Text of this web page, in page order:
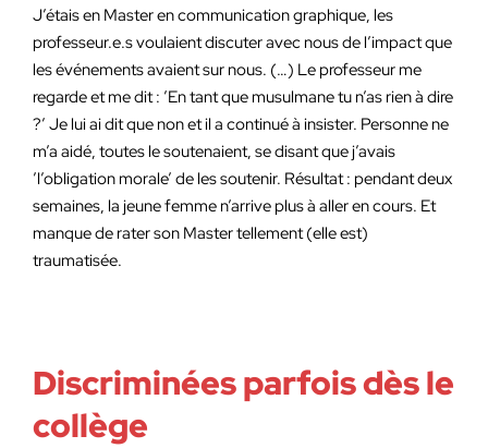
J’étais en Master en communication graphique, les
professeur.e.s voulaient discuter avec nous de l’impact que
les événements avaient sur nous. (…) Le professeur me
regarde et me dit : ’En tant que musulmane tu n’as rien à dire
?’ Je lui ai dit que non et il a continué à insister. Personne ne
m’a aidé, toutes le soutenaient, se disant que j’avais
’l’obligation morale’ de les soutenir. Résultat : pendant deux
semaines, la jeune femme n’arrive plus à aller en cours. Et
manque de rater son Master tellement (elle est)
traumatisée.
Discriminées parfois dès le
collège